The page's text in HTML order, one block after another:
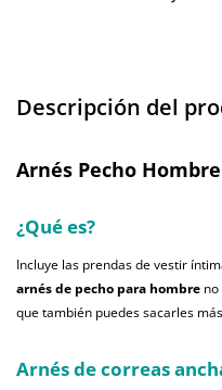
Descripción del
Arnés Pecho
¿Qué es?
Incluye las prendas de vestir
arnés de pecho para hombre
que también puedes sacarles
Arnés de correas